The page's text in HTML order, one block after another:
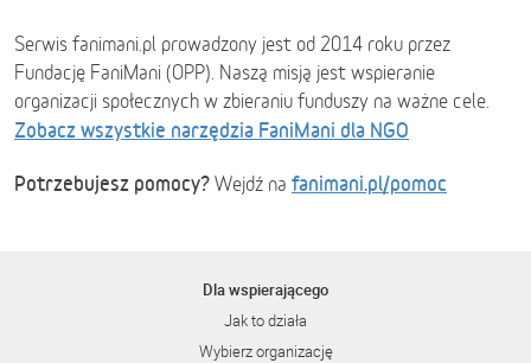
Serwis fanimani.pl prowadzony jest od 2014 roku przez
Fundację FaniMani (OPP). Naszą misją jest wspieranie
organizacji społecznych w zbieraniu funduszy na ważne cele.
Zobacz wszystkie narzędzia FaniMani dla NGO
Potrzebujesz pomocy? Wejdź na fanimani.pl/pomoc
Dla wspierającego
Jak to działa
Wybierz organizację